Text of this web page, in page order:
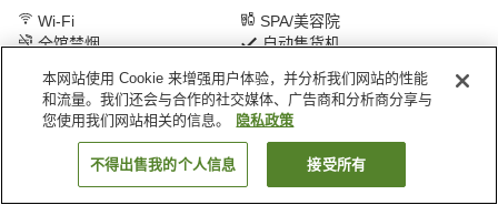
Wi-Fi
SPA/美容院
全馆禁烟
自动售货机
首页 日本 东京 千代田区 东京九段下APA酒店
搜索客房
本网站使用 Cookie 来增强用户体验，并分析我们网站的性能
和流量。我们还会与合作的社交媒体、广告商和分析商分享与
您使用我们网站相关的信息。
隐私政策
不得出售我的个人信息 接受所有